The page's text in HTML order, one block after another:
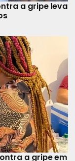
a gripe leva
a gripe em